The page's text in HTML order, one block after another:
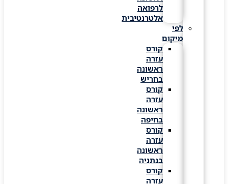
לרפואה
אלטרנטיבית
לפי
מיקום
קורס
עזרה
ראשונה
בחריש
קורס
עזרה
ראשונה
בחיפה
קורס
עזרה
ראשונה
בנתניה
קורס
עזרה